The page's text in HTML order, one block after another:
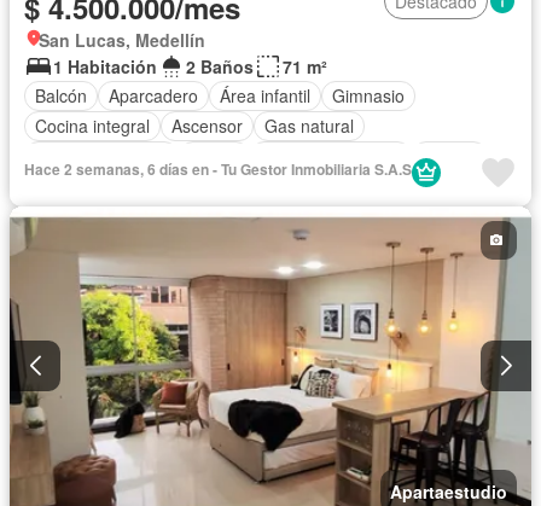
San Lucas, Medellín
1 Habitación
2 Baños
71 m²
Balcón
Aparcadero Área infantil
Gimnasio
Cocina integral
Ascensor
Gas natural
Piscina
Hace 2 semanas, 6 días en - Tu Gestor Inmobiliaria S.A.S
Apartaestudio